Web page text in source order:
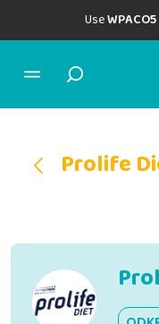
UseWPACO5
Prolife